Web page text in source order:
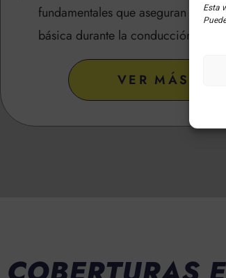
Esta
fundamentales que aseguran una
básica durante la conducción.
VER MÁS